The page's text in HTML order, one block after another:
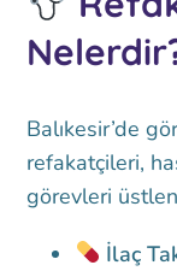
Balıkesir’de
refakatçileri,
görevleri
İlaç